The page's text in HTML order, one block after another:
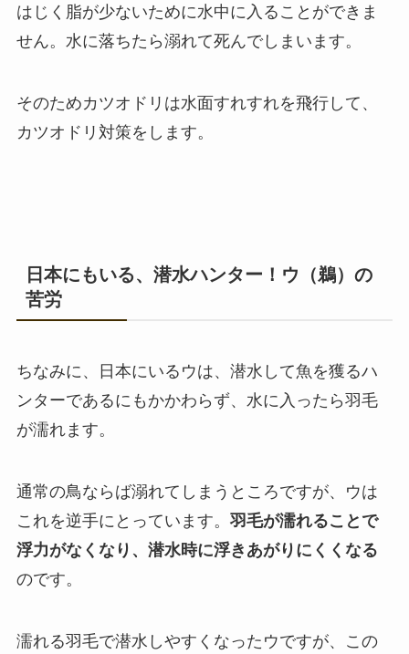
はじく脂が少ないために水中に入ることができま
せん。水に落ちたら溺れて死んでしまいます。
そのためカツオドリは水面すれすれを飛行して、
カツオドリ対策をします。
日本にもいる、潜水ハンター！ウ（鵜）の
苦労
ちなみに、日本にいるウは、潜水して魚を獲るハ
ンターであるにもかかわらず、水に入ったら羽毛
が濡れます。
通常の鳥ならば溺れてしまうところですが、ウは
これを逆手にとっています。 羽毛が濡れることで
浮力がなくなり、潜水時に浮きあがりにくくなる
のです。
濡れる羽毛で潜水しやすくなったウですが、この